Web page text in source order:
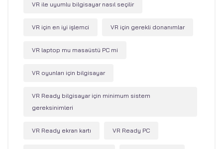
VR ile uyumlu bilgisayar nasıl seçilir
VR için en iyi işlemci VR için gerekli donanımlar
VR laptop mu masaüstü PC mi
VR oyunları için bilgisayar
VR Ready bilgisayar için minimum sistem
gereksinimleri
VR Ready ekran kartı VR Ready PC